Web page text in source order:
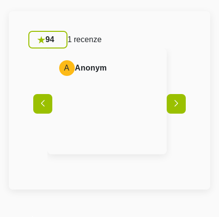
94 1 recenze
A Anonym